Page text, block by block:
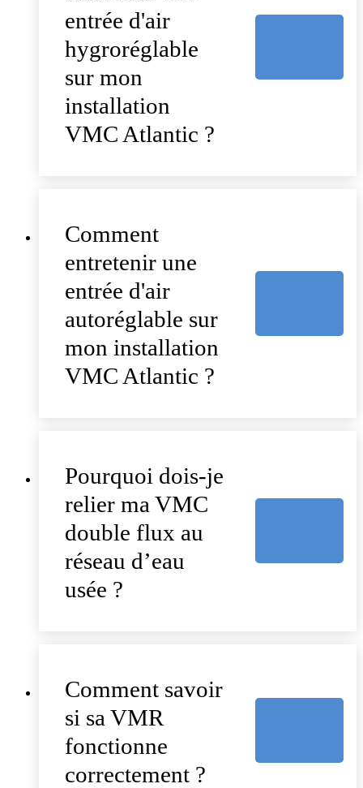
entrée d'air
hygroréglable
sur mon
installation
VMC Atlantic ?
Comment
entretenir une
entrée d'air
autoréglable sur
mon installation
VMC Atlantic ?
Pourquoi dois-je
relier ma VMC
double flux au
réseau d’eau
usée ?
Comment savoir
si sa VMR
fonctionne
correctement ?